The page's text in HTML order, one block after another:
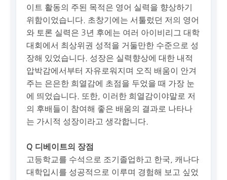
이트 활동의 주된 목적은 영어 실력을 향상하기
위함이었습니다. 초창기에는 서툴렀던 저의 영어
와 토론 실력은 3년 후에는 여러 아이비리그 대학
대회에서 최상위권 성적을 거둘만한 수준으로 성
장해 있었습니다. 성장은 실력향상에 대한 내적
압박감에서부터 자유로워지며 오직 배움이 안겨
주는 은은한 희열감에 초점을 두었을 때 가장 눈
에 띄었습니다. 또한, 이러한 희열감이야말로 저
의 후배들이 참여해 좋은 배움의 결과로 나타나
는 가시적 성장이라고 생각합니다.
Q 디베이트의 장점
고등학교를 수석으로 조기졸업하고 한국, 캐나다
대학입시를 성공적으로 이루며 경험해 보고 싶었